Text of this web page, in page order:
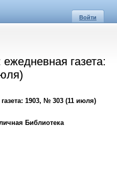
Войти
газета:
1903, № 303 (11 июля)
Библиотека